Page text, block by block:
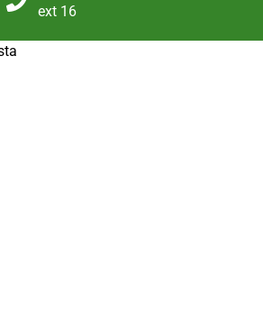
ext 16